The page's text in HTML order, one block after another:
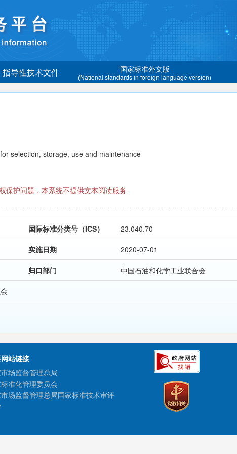
指导性技术文件 国家标准外文版
(National standards in foreign language version)
selection, storage, use and maintenance
保护问题，本系统不提供文本阅读服务
国际标准分类号（ICS） 23.040.70
实施日期 2020-07-01
归口部门 中国石油和化学工业联合会
站链接
市场监督管理总局
标准化管理委员会
市场监督管理总局国家标准技术审评